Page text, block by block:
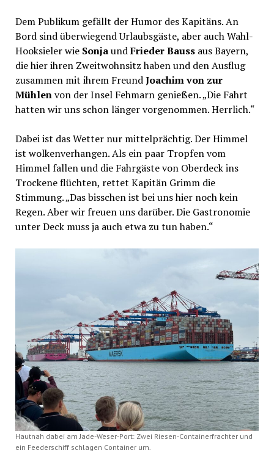
Dem Publikum gefällt der Humor des Kapitäns. An
Bord sind überwiegend Urlaubsgäste, aber auch Wahl-
Hooksieler wie SonjaundFrieder Baussaus Bayern,
die hier ihren Zweitwohnsitz haben und den Ausflug
zusammen mit ihrem FreundJoachim von zur
Mühlenvon der Insel Fehmarn genießen. „Die Fahrt
hatten wir uns schon länger vorgenommen. Herrlich.“
Dabei ist das Wetter nur mittelprächtig. Der Himmel
ist wolkenverhangen. Als ein paar Tropfen vom
Himmel fallen und die Fahrgäste von Oberdeck ins
Trockene flüchten, rettet Kapitän Grimm die
Stimmung. „Das bisschen ist bei uns hier noch kein
Regen. Aber wir freuen uns darüber. Die Gastronomie
unter Deck muss ja auch etwa zu tun haben.“
Hautnah dabei am Jade-Weser-Port: Zwei Riesen-Containerfrachter und
ein Feederschiff schlagen Container um.